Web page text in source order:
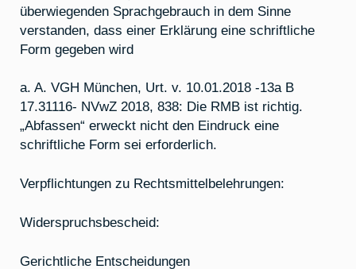
überwiegenden Sprachgebrauch in dem Sinne
verstanden, dass einer Erklärung eine schriftliche
Form gegeben wird
a. A. VGH München, Urt. v. 10.01.2018 -13a B
17.31116- NVwZ 2018, 838: Die RMB ist richtig.
„Abfassen“ erweckt nicht den Eindruck eine
schriftliche Form sei erforderlich.
Verpflichtungen zu Rechtsmittelbelehrungen:
Widerspruchsbescheid:
Gerichtliche Entscheidungen